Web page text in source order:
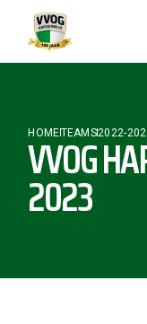
HOMETEAMS2022-
VVOG
2023